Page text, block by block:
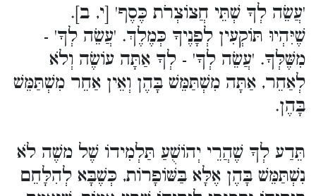
'עֲשֵׂה לְךָ שְׁתֵּי חֲצוֹצְרֹת כֶּסֶף' [י, ב].
שֶׁיִּהְיוּ תּוֹקְעִין לְפָנֶיךָ כְּמֶלֶךְ. 'עֲשֵׂה לְךָ' -
מִשֶּׁלְּךָ. 'עֲשֵׂה לְךָ' - לְךָ אַתָּה עוֹשֶׂה וְלֹא
לְאַחֵר, אַתָּה מִשְׁתַּמֵּשׁ בָּהֶן וְאֵין אַחֵר מִשְׁתַּמֵּשׁ
בָּהֶן.
תֵּדַע לְךָ שֶׁהֲרֵי יְהוֹשֻׁעַ תַּלְמִידוֹ שֶׁל משֶׁה לֹא
נִשְׁתַּמֵּשׁ בָּהֶן אֶלָּא בַּשּׁוֹפָרוֹת, כְּשֶׁבָּא לְהִלָּחֵם